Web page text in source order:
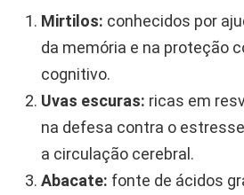
Mirtilos: conhecidos por
da memória e na proteção
cognitivo.
Uvas escuras: ricas em
na defesa contra o
a circulação cerebral.
Abacate: fonte de ácidos